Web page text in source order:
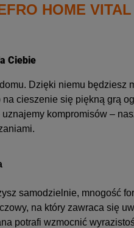
HOME
Ciebie
Dzięki niemu
na cieszenie się piękną grą
kompromisów –
samodzielnie, mnogość
na który zawraca się
potrafi wzmocnić